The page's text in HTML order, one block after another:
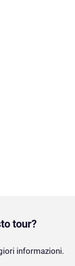
tour?
informazioni.